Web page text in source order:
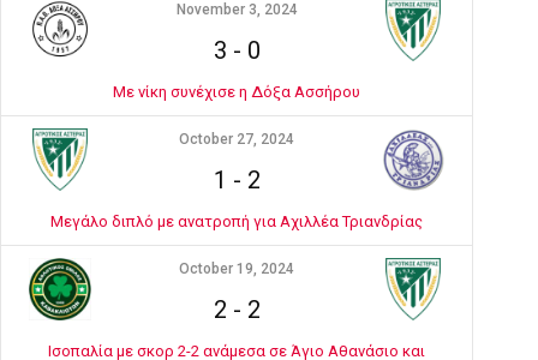
November 3, 2024
3 - 0
Με νίκη συνέχισε η Δόξα Ασσήρου
October 27, 2024
1 - 2
Μεγάλο διπλό με ανατροπή για Αχιλλέα Τριανδρίας
October 19, 2024
2 - 2
Ισοπαλία με σκορ 2-2 ανάμεσα σε Άγιο Αθανάσιο και